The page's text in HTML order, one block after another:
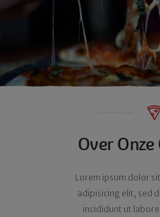
Over
Lorem ipsum dolor
adipisicing elit, sed
incididunt ut